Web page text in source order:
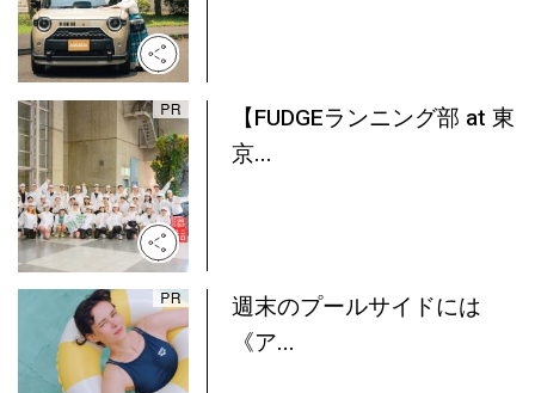
【FUDGEランニング部 at 東
京...
週末のプールサイドには
《ア...